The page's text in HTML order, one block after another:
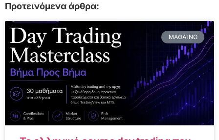
Προτεινόμενα άρθρα:
ΜΑΘΑΊΝΩ